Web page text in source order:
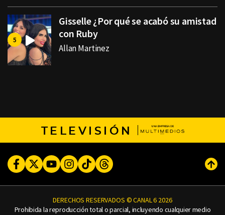
Gisselle ¿Por qué se acabó su amistad
con Ruby
Allan Martinez
TELEVISIÓN
FacebookTwitterYoutubeInstagram
TikTokThreads
DERECHOS RESERVADOS © CANAL 6 2026
Prohibida la reproducción total o parcial, incluyendo cualquier medio